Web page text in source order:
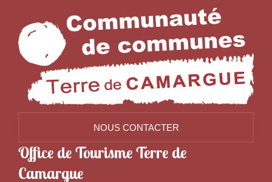
NOUS CONTACTER
Office de Tourisme Terre de
Camargue